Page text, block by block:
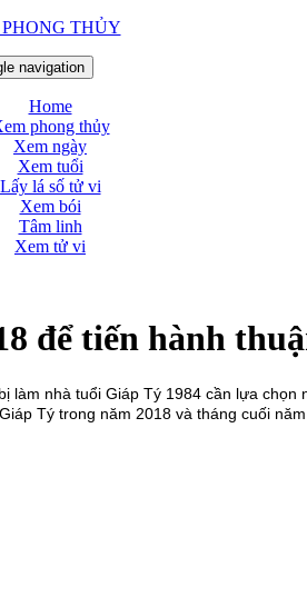
THỦY
navigation
Home
phong thủy
Xem ngày
Xem tuổi
Lấy lá số tử vi
Xem bói
Tâm linh
Xem tử vi
để tiến hành
nhà tuổi Giáp Tý 1984 cần lựa
Tý trong năm 2018 và tháng cuối